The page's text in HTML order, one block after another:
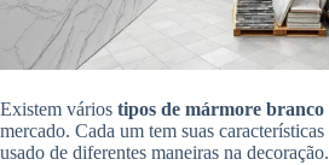
Existem vários tipos de mármore branco
mercado. Cada um tem suas
usado de diferentes maneiras na